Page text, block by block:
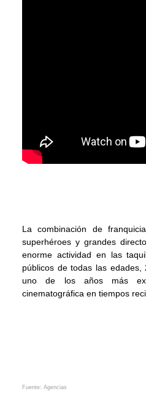
La combinación de
superhéroes y grandes
enorme actividad en las
públicos de todas las
uno de los años más
cinematográfica en tiempos
Fuente: Agencias